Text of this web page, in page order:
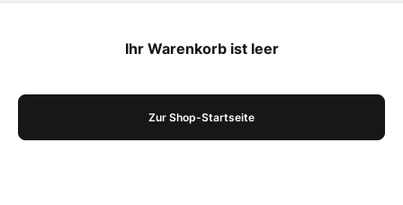
Ihr Warenkorb ist leer
Zur Shop-Startseite